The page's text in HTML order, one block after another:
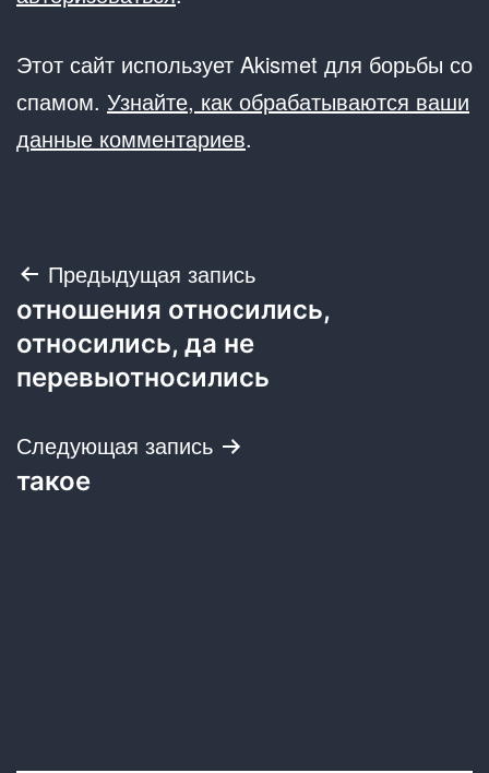
Этот сайт использует Akismet для борьбы со
спамом. Узнайте, как обрабатываются ваши
данные комментариев.
Навигация
по
записям
Предыдущая запись
отношения относились,
относились, да не
перевыотносились
Следующая запись
такое